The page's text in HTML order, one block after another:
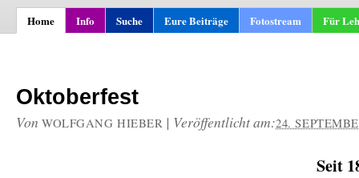
Home Info Suche Eure Beiträge Fotostream Für
Oktoberfest
Von WOLFGANG HIEBER | Veröffentlicht am:24.
Seit